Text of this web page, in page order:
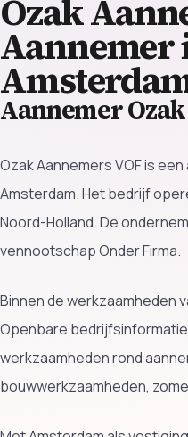
Ozak
Aannemer
Aannemer
Ozak Aannemers VOF is
Amsterdam. Het bedrijf
Noord-Holland. De
vennootschap Onder Firma.
Binnen de werkzaamheden
Openbare
werkzaamheden rond
bouwwerkzaamheden,